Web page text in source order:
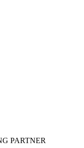
PARTNER